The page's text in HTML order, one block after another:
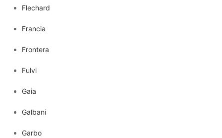
Flechard
Francia
Frontera
Fulvi
Gaia
Galbani
Garbo